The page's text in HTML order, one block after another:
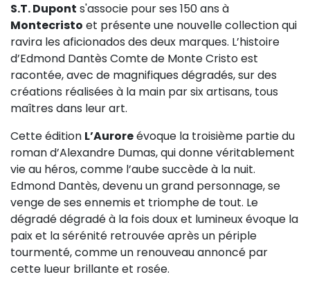
S.T. Dupont s'associe pour ses 150 ans à
Montecristo et présente une nouvelle collection qui
ravira les aficionados des deux marques. L’histoire
d’Edmond Dantès Comte de Monte Cristo est
racontée, avec de magnifiques dégradés, sur des
créations réalisées à la main par six artisans, tous
maîtres dans leur art.
Cette édition L’Auroreévoque la troisième partie du
roman d’Alexandre Dumas, qui donne véritablement
vie au héros, comme l’aube succède à la nuit.
Edmond Dantès, devenu un grand personnage, se
venge de ses ennemis et triomphe de tout. Le
dégradé dégradé à la fois doux et lumineux évoque la
paix et la sérénité retrouvée après un périple
tourmenté, comme un renouveau annoncé par
cette lueur brillante et rosée.